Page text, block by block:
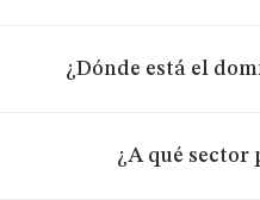
¿Dónde está el
¿A qué sector